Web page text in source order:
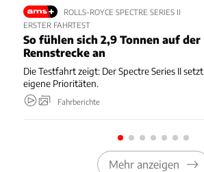
ROLLS-ROYCE SPECTRE SERIES II
ERSTER FAHRTEST
So fühlen sich 2,9 Tonnen auf der
Rennstrecke an
Die Testfahrt zeigt: Der Spectre Series II setzt
eigene Prioritäten.
Fahrberichte
Mehr anzeigen